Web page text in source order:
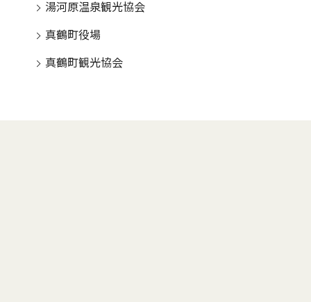
湯河原温泉観光協会
真鶴町役場
真鶴町観光協会